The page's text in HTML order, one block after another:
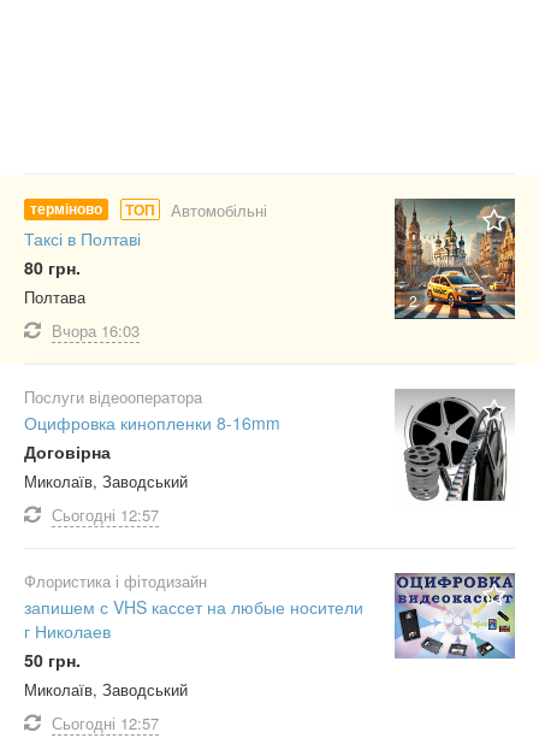
2
терміново ТОП Автомобільні
Таксі в Полтаві
80 грн.
Полтава
Вчора 16:03
Послуги відеооператора
Оцифровка кинопленки 8-16mm
Договірна
Миколаїв, Заводський
Сьогодні 12:57
Флористика і фітодизайн
запишем с VHS кассет на любые носители
г Николаев
50 грн.
Миколаїв, Заводський
Сьогодні 12:57